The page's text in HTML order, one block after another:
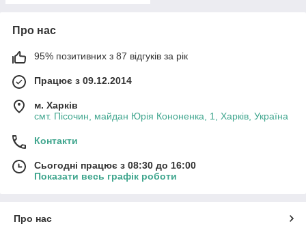
Про нас
95% позитивних з 87 відгуків за рік
Працює з 09.12.2014
м. Харків
смт. Пісочин, майдан Юрія Кононенка, 1, Харків, Україна
Контакти
Сьогодні працює з 08:30 до 16:00
Показати весь графік роботи
Про нас